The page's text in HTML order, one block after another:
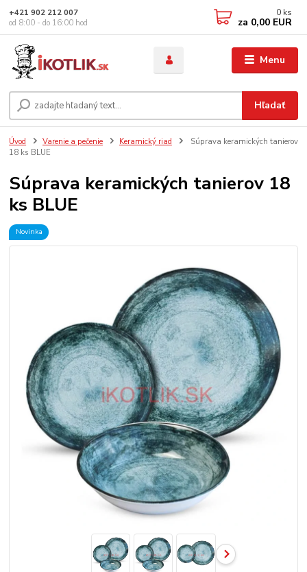
Menu
Hľadať
+421 902 212 007
od 8:00 - do 16:00 hod
0 ks
za 0,00 EUR
Úvod Varenie a pečenie Keramický riad
Súprava keramických tanierov
18 ks BLUE
Súprava keramických tanierov 18
ks BLUE
Novinka